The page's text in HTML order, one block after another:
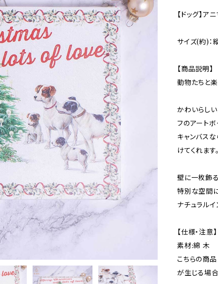
【ドッグ】
サイズ(約)
【商品説明】
動物たちと楽
かわいらし
フのアートボ
キャンバス
けてくれます
壁に一枚飾
特別な空間
ナチュラル
【仕様・注意】
素材:綿 木
こちらの商
が生じる場